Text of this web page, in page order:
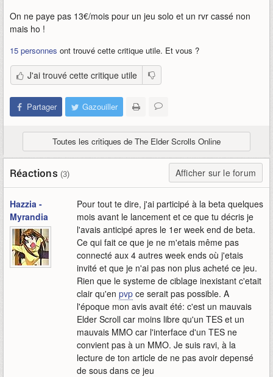
On ne paye pas 13€/mois pour un jeu solo et un rvr cassé non
mais ho !
15 personnes ont trouvé cette critique utile. Et vous ?
J'ai trouvé cette critique utile
Partager Gazouiller
Toutes les critiques de The Elder Scrolls Online
Réactions (3) Afficher sur le forum
Hazzia -
Myrandia
Pour tout te dire, j'ai participé à la beta quelques
mois avant le lancement et ce que tu décris je
l'avais anticipé apres le 1er week end de beta.
Ce qui fait ce que je ne m'etais même pas
connecté aux 4 autres week ends où j'etais
invité et que je n'ai pas non plus acheté ce jeu.
Rien que le systeme de ciblage inexistant c'etait
clair qu'en pvp ce serait pas possible. A
l'époque mon avis avait été: c'est un mauvais
Elder Scroll car moins libre qu'un TES et un
mauvais MMO car l'interface d'un TES ne
convient pas à un MMO. Je suis ravi, à la
lecture de ton article de ne pas avoir depensé
de sous dans ce jeu